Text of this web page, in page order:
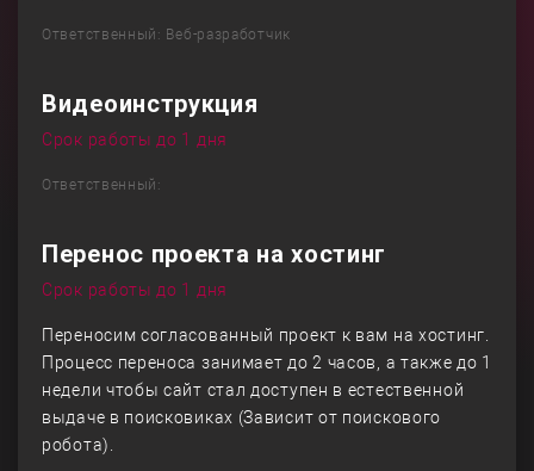
Ответственный: Веб-разработчик
Видеоинструкция
Срок работы до 1 дня
Ответственный:
Перенос проекта на хостинг
Срок работы до 1 дня
Переносим согласованный проект к вам на хостинг.
Процесс переноса занимает до 2 часов, а также до 1
недели чтобы сайт стал доступен в естественной
выдаче в поисковиках (Зависит от поискового
робота).